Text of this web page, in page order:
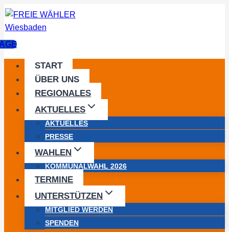
Zum
Inhalt
START
ÜBER UNS
REGIONALES
AKTUELLES
AKTUELLES
PRESSE
WAHLEN
KOMMUNALWAHL 2026
TERMINE
UNTERSTÜTZEN
MITGLIED WERDEN
SPENDEN